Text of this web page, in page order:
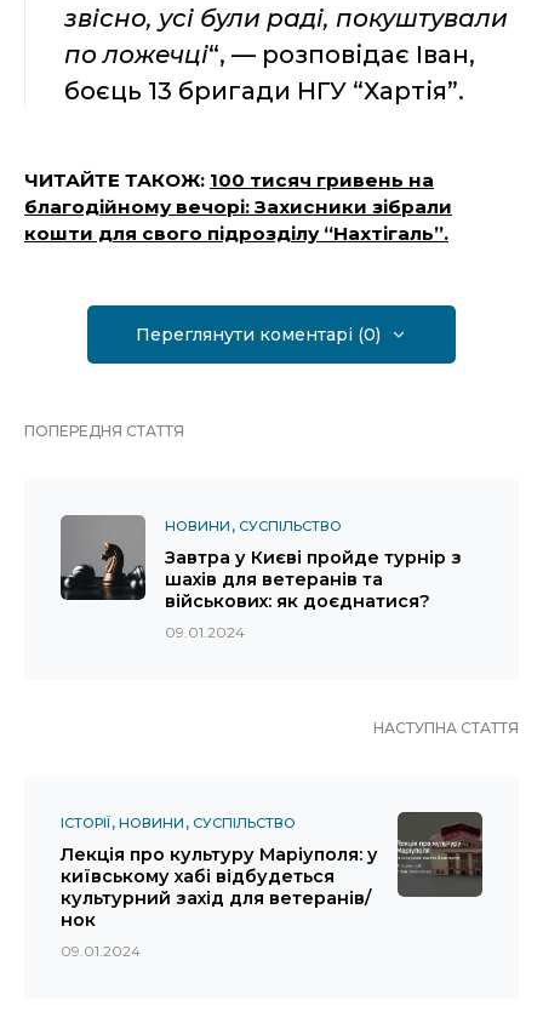
звісно, усі були раді, покуштували
по ложечці“, — розповідає Іван,
боєць 13 бригади НГУ “Хартія”.
ЧИТАЙТЕ ТАКОЖ: 100 тисяч гривень на
благодійному вечорі: Захисники зібрали
кошти для свого підрозділу “Нахтігаль”.
Переглянути коментарі (0)
ПОПЕРЕДНЯ СТАТТЯ
НОВИНИ СУСПІЛЬСТВО
Завтра у Києві пройде турнір з
шахів для ветеранів та
військових: як доєднатися?
09.01.2024
НАСТУПНА СТАТТЯ
ІСТОРІЇ НОВИНИ СУСПІЛЬСТВО
Лекція про культуру Маріуполя: у
київському хабі відбудеться
культурний захід для ветеранів/
нок
09.01.2024